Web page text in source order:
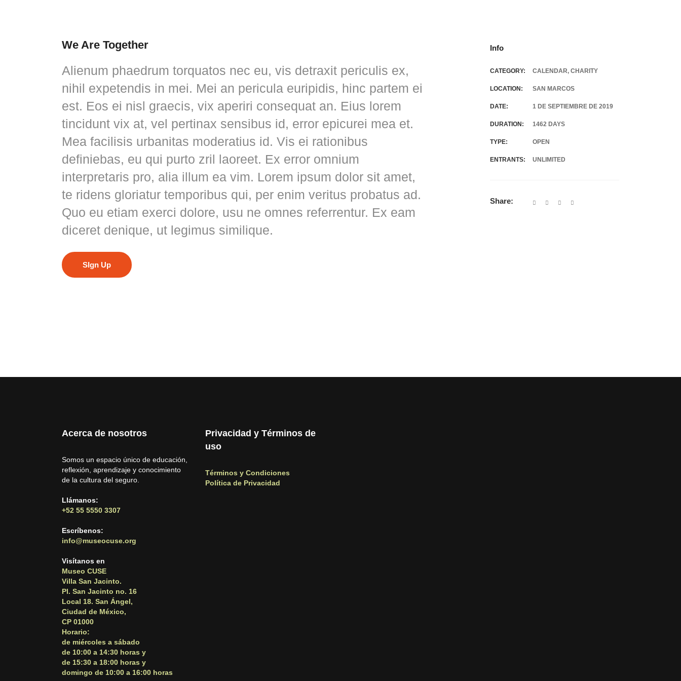
We Are Together Info
Alienum phaedrum torquatos nec eu, vis detraxit periculis ex,
nihil expetendis in mei. Mei an pericula euripidis, hinc partem ei
est. Eos ei nisl graecis, vix aperiri consequat an. Eius lorem
tincidunt vix at, vel pertinax sensibus id, error epicurei mea et.
Mea facilisis urbanitas moderatius id. Vis ei rationibus
definiebas, eu qui purto zril laoreet. Ex error omnium
interpretaris pro, alia illum ea vim. Lorem ipsum dolor sit amet,
te ridens gloriatur temporibus qui, per enim veritus probatus ad.
Quo eu etiam exerci dolore, usu ne omnes referrentur. Ex eam
diceret denique, ut legimus similique.
SIgn Up
CATEGORY: CALENDAR, CHARITY
LOCATION: SAN MARCOS
DATE: 1 DE SEPTIEMBRE DE 2019
DURATION: 1462 DAYS
TYPE: OPEN
ENTRANTS: UNLIMITED
Share:
Acerca de nosotros
Somos un espacio único de educación,
reflexión, aprendizaje y conocimiento
de la cultura del seguro.
Llámanos:
+52 55 5550 3307
Escríbenos:
info@museocuse.org
Visítanos en
Museo CUSE
Villa San Jacinto.
Pl. San Jacinto no. 16
Local 18. San Ángel,
Ciudad de México,
CP 01000
Horario:
de miércoles a sábado
de 10:00 a 14:30 horas y
de 15:30 a 18:00 horas y
domingo de 10:00 a 16:00 horas
Privacidad y Términos de
uso
Términos y Condiciones
Política de Privacidad